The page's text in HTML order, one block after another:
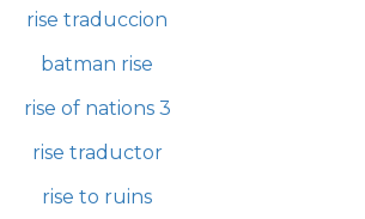
rise traduccion
batman rise
rise of nations 3
rise traductor
rise to ruins